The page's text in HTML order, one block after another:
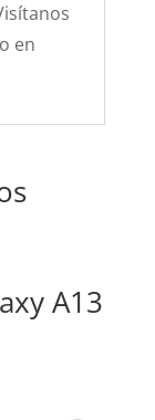
en
A13